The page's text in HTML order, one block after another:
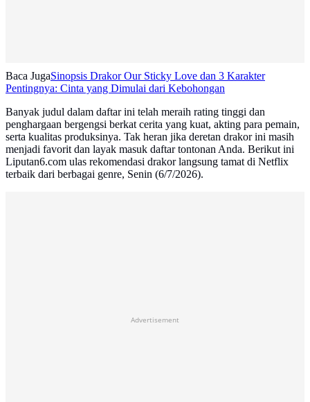
Baca JugaSinopsis Drakor Our Sticky Love dan 3 Karakter
Pentingnya: Cinta yang Dimulai dari Kebohongan
Banyak judul dalam daftar ini telah meraih rating tinggi dan
penghargaan bergengsi berkat cerita yang kuat, akting para pemain,
serta kualitas produksinya. Tak heran jika deretan drakor ini masih
menjadi favorit dan layak masuk daftar tontonan Anda. Berikut ini
Liputan6.com ulas rekomendasi drakor langsung tamat di Netflix
terbaik dari berbagai genre, Senin (6/7/2026).
Advertisement